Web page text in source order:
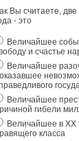
Вы считаете,
- это
Величайшее
и счастье
Величайшее
Величайшее
гибели
Величайшее в ХХ
класса